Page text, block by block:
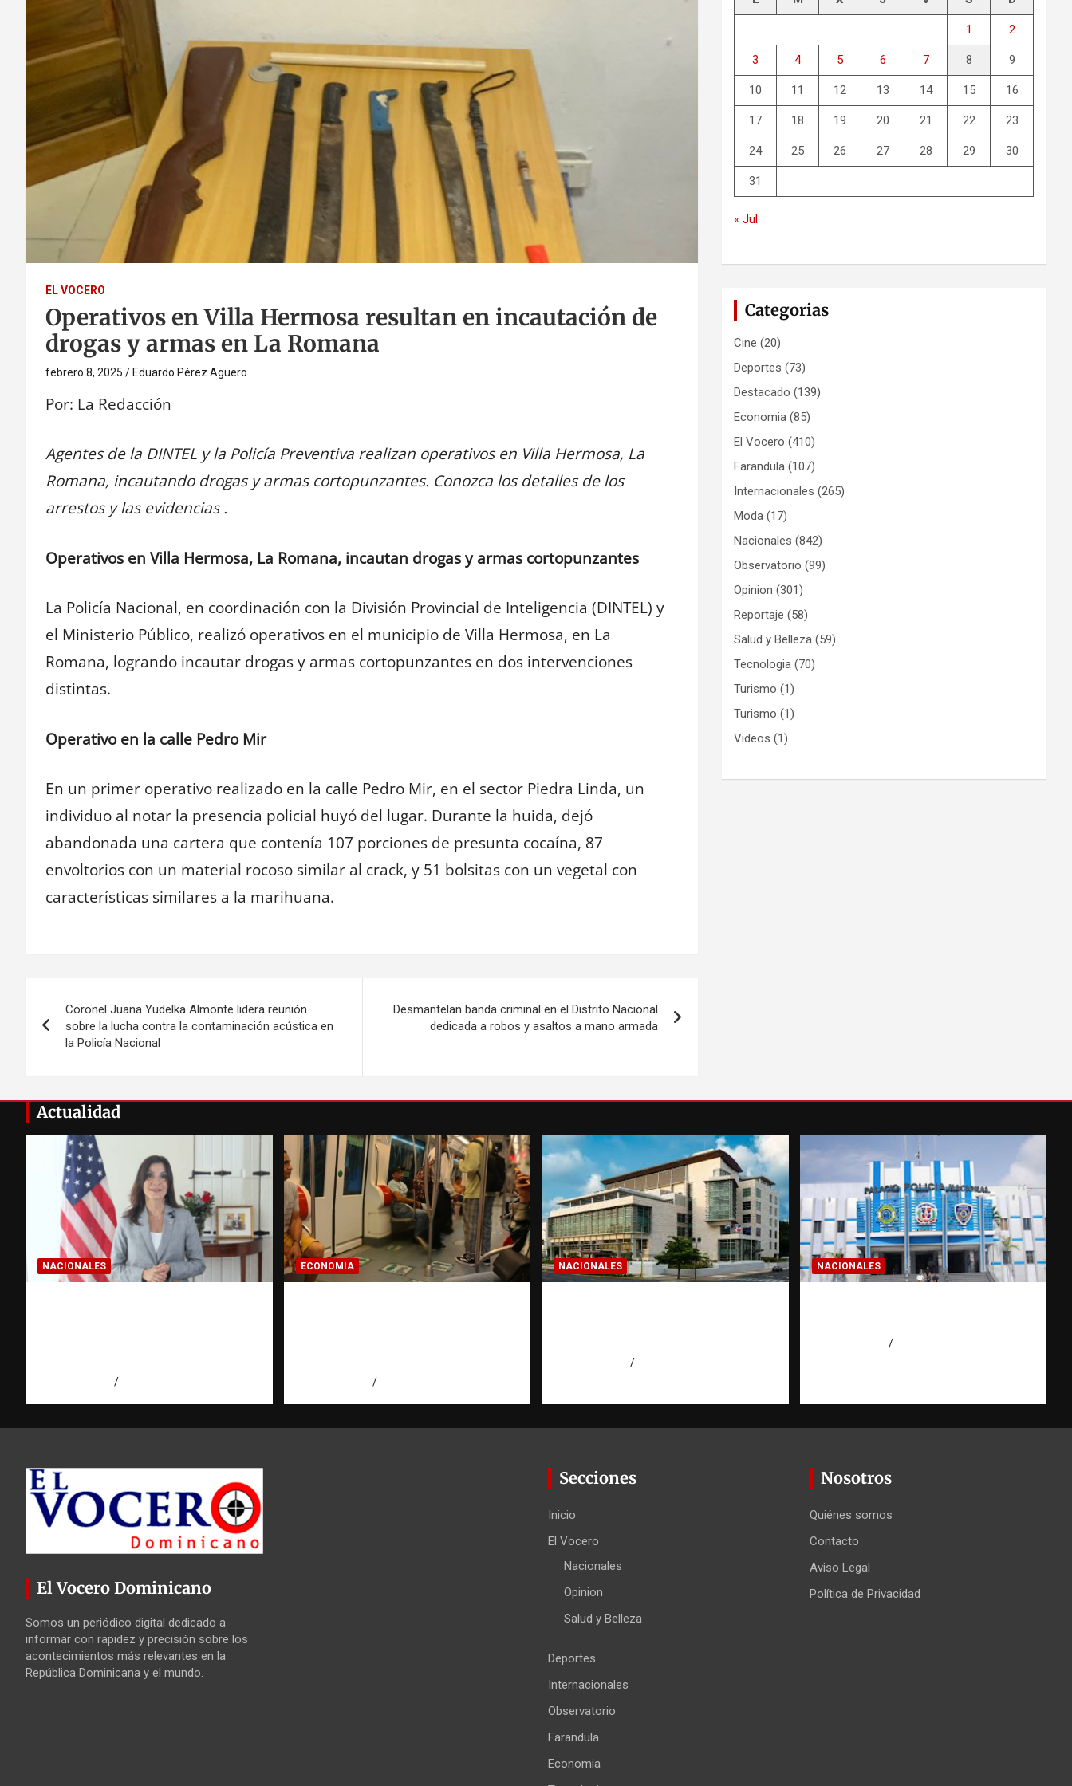
EL VOCERO
Operativos en Villa Hermosa resultan en incautación de
drogas y armas en La Romana
febrero 8, 2025 Eduardo Pérez Agüero
Por: La Redacción
Agentes de la DINTEL y la Policía Preventiva realizan operativos en Villa Hermosa, La
Romana, incautando drogas y armas cortopunzantes. Conozca los detalles de los
arrestos y las evidencias .
Operativos en Villa Hermosa, La Romana, incautan drogas y armas cortopunzantes
La Policía Nacional, en coordinación con la División Provincial de Inteligencia (DINTEL) y
el Ministerio Público, realizó operativos en el municipio de Villa Hermosa, en La
Romana, logrando incautar drogas y armas cortopunzantes en dos intervenciones
distintas.
Operativo en la calle Pedro Mir
En un primer operativo realizado en la calle Pedro Mir, en el sector Piedra Linda, un
individuo al notar la presencia policial huyó del lugar. Durante la huida, dejó
abandonada una cartera que contenía 107 porciones de presunta cocaína, 87
envoltorios con un material rocoso similar al crack, y 51 bolsitas con un vegetal con
características similares a la marihuana.
de
entradas
Coronel Juana Yudelka Almonte lidera reunión
sobre la lucha contra la contaminación acústica en
la Policía Nacional
Desmantelan banda criminal en el Distrito Nacional
dedicada a robos y asaltos a mano armada
1 2
3 4 5 6 7 8 9
10 11 12 13 14 15 16
17 18 19 20 21 22 23
24 25 26 27 28 29 30
31
« Jul
Categorias
Cine (20)
Deportes (73)
Destacado (139)
Economia (85)
El Vocero (410)
Farandula (107)
Internacionales (265)
Moda (17)
Nacionales (842)
Observatorio (99)
Opinion (301)
Reportaje (58)
Salud y Belleza (59)
Tecnologia (70)
Turismo (1)
Turismo (1)
Videos (1)
Actualidad
NACIONALES ECONOMIA NACIONALES NACIONALES
El Vocero Dominicano
Somos un periódico digital dedicado a
informar con rapidez y precisión sobre los
acontecimientos más relevantes en la
República Dominicana y el mundo.
Secciones
Inicio
El Vocero
Nacionales
Opinion
Salud y Belleza
Deportes
Internacionales
Observatorio
Farandula
Economia
Nosotros
Quiénes somos
Contacto
Aviso Legal
Política de Privacidad